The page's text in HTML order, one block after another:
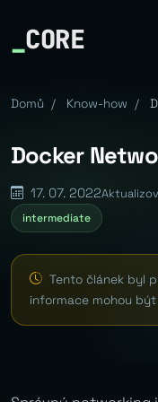
_CORE
Domů / Know-how /
Docker
17. 07. 2022
intermediate
Tento článek byl
informace mohou